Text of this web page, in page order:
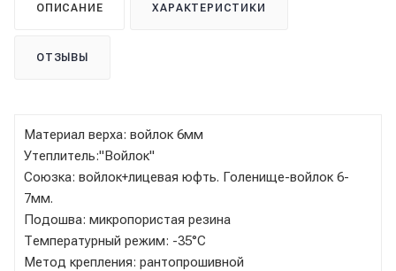
ОПИСАНИЕ ХАРАКТЕРИСТИКИ
ОТЗЫВЫ
Материал верха: войлок 6мм
Утеплитель:"Войлок"
Союзка: войлок+лицевая юфть. Голенище-войлок 6-
7мм.
Подошва: микропористая резина
Температурный режим: -35°C
Метод крепления: рантопрошивной